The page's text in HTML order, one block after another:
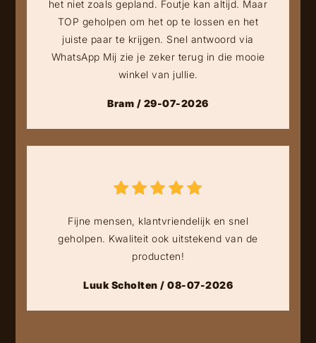
het niet zoals gepland. Foutje kan altijd. Maar
TOP geholpen om het op te lossen en het
juiste paar te krijgen. Snel antwoord via
WhatsApp Mij zie je zeker terug in die mooie
winkel van jullie.
Bram / 29-07-2026
Fijne mensen, klantvriendelijk en snel
geholpen. Kwaliteit ook uitstekend van de
producten!
Luuk Scholten / 08-07-2026